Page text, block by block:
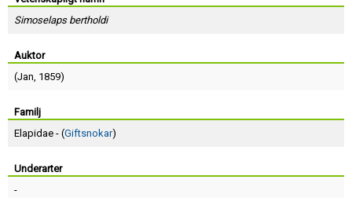
Simoselaps bertholdi
Auktor
(Jan, 1859)
Familj
Elapidae - (Giftsnokar)
Underarter
-
Lösenord:
Terms of Service